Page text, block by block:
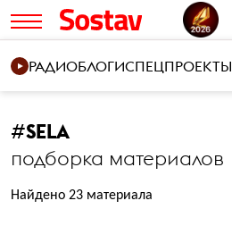
РАДИОБЛОГИСПЕЦПРОЕКТЫ
#SELA
подборка материалов
Найдено 23 материала